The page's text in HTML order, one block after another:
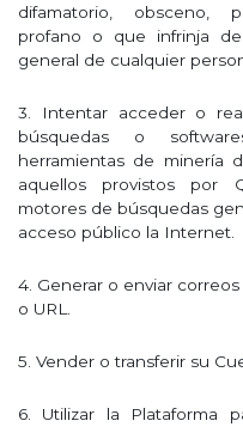
difamatorio, obsceno,
profano o que infrinja
general de cualquier
3. Intentar acceder o
búsquedas o
herramientas de minería
aquellos provistos por
motores de búsquedas
acceso público la Internet.
4. Generar o enviar
o URL.
5. Vender o transferir su
6. Utilizar la Plataforma